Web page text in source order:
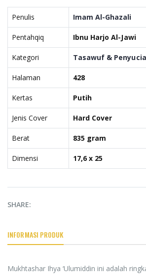
Penulis Imam Al-Ghazali
Pentahqiq Ibnu Harjo Al-Jawi
Kategori Tasawuf &
Halaman 428
Kertas Putih
Jenis Cover Hard Cover
Berat 835 gram
Dimensi 17,6 x 25
SHARE:
INFORMASI PRODUK
Mukhtashar Ihya ‘Ulumiddin ini adalah